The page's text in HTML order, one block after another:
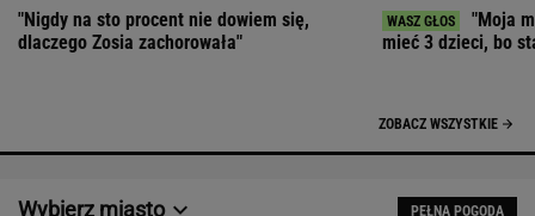
"Nigdy na sto procent nie dowiem się,
dlaczego Zosia zachorowała"
"Moja
mieć 3 dzieci, bo
ZOBACZ WSZYSTKIE
Wybierz miasto PEŁNA POGODA